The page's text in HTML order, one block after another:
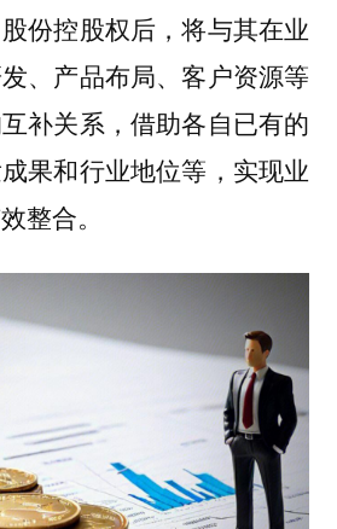
份控股权后，将与其在业
、产品布局、客户资源等
补关系，借助各自已有的
果和行业地位等，实现业
整合。